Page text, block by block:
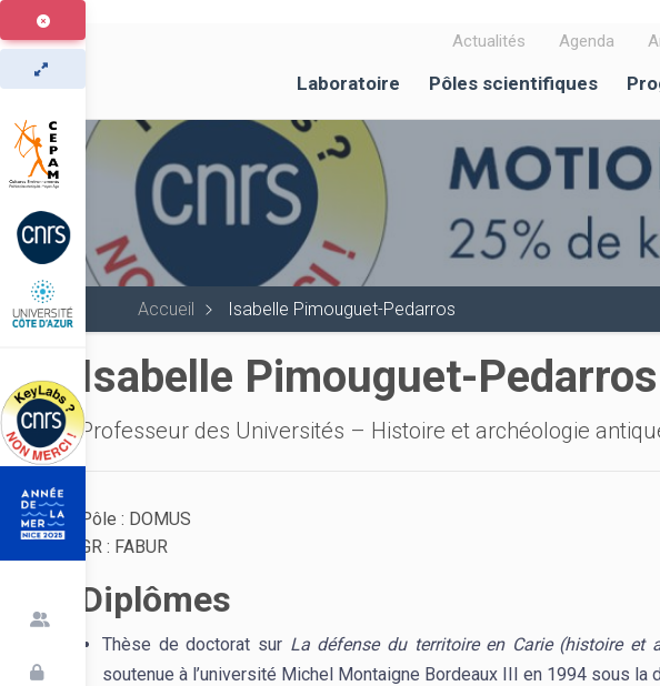
Aller
au
contenu
principal
Actualités Agenda
Laboratoire Pôles scientifiques
Accueil Isabelle Pimouguet-Pedarros
Isabelle Pimouguet-Pedarros
Professeur des Universités – Histoire et archéologie
Pôle : DOMUS
GR : FABUR
Diplômes
Thèse de doctorat sur La défense du territoire en Carie (histoire et
soutenue à l’université Michel Montaigne Bordeaux III en 1994 sous la